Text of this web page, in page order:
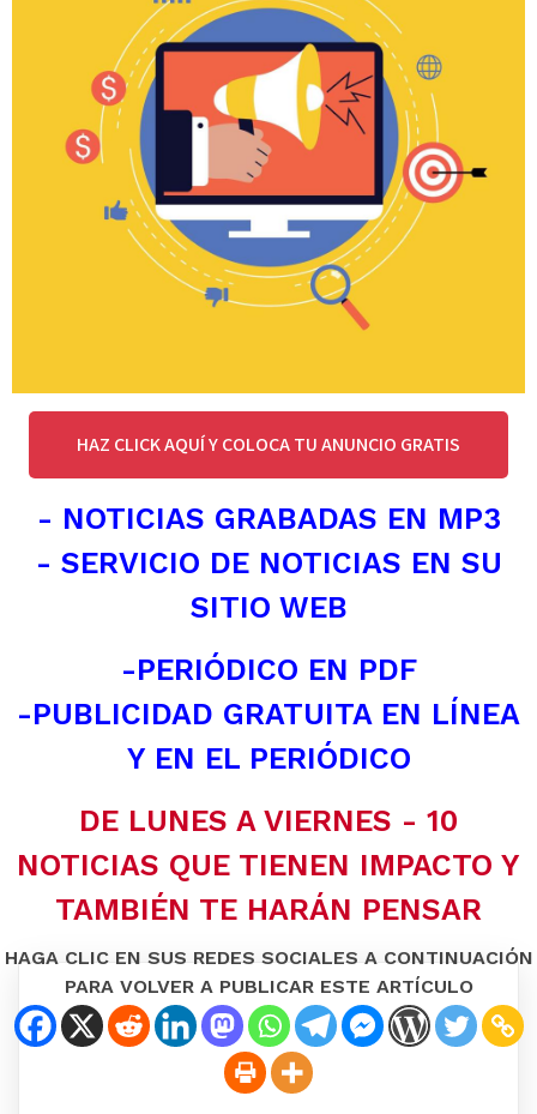
HAZ CLICK AQUÍ Y COLOCA TU ANUNCIO GRATIS
- NOTICIAS GRABADAS EN MP3
- SERVICIO DE NOTICIAS EN SU
SITIO WEB
-PERIÓDICO EN PDF
-PUBLICIDAD GRATUITA EN LÍNEA
Y EN EL PERIÓDICO
DE LUNES A VIERNES - 10
NOTICIAS QUE TIENEN IMPACTO Y
TAMBIÉN TE HARÁN PENSAR
HAGA CLIC EN SUS REDES SOCIALES A CONTINUACIÓN
PARA VOLVER A PUBLICAR ESTE ARTÍCULO